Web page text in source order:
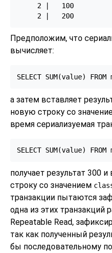
     2 |   100
     2 |   200
Предположим, что
вычисляет:
а затем вставляет
новую строку со
время сериализуемая
получает результат 300
строку со значением
транзакции пытаются
одна из этих транзакций
Repeatable Read,
так как полученный
бы последовательному